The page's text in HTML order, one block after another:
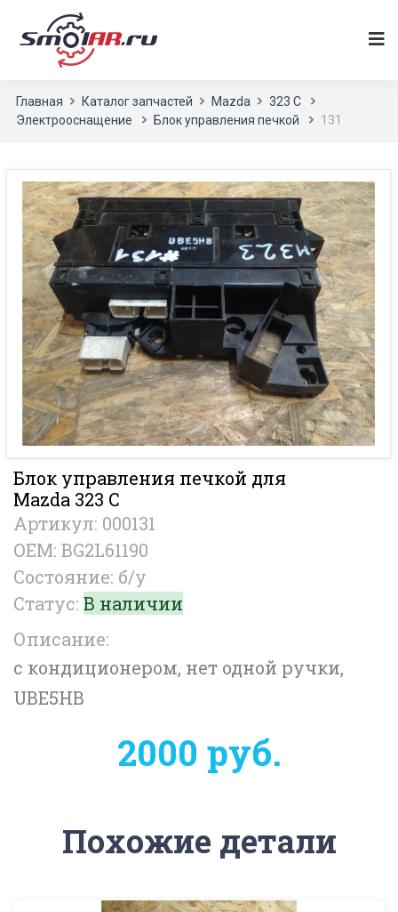
Главная Каталог запчастей Mazda
323 C
Электрооснащение
Блок управления печкой 131
Блок управления печкой для
Mazda 323 C
Артикул: 000131
OEM: BG2L61190
Состояние: б/у
Статус: В наличии
Описание:
с кондиционером, нет одной ручки,
UBE5HB
2000 руб.
Похожие детали